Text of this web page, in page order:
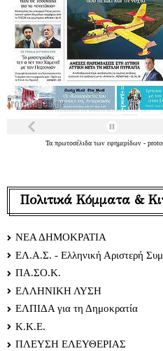
Τα πρωτοσέλιδα των εφημερίδων -
Πολιτικά Κόμματα &
ΝΕΑ ΔΗΜΟΚΡΑΤΙΑ
ΕΛ.Α.Σ. - Ελληνική Αριστερή
ΠΑ.ΣΟ.Κ.
ΕΛΛΗΝΙΚΗ ΛΥΣΗ
ΕΛΠΙΔΑ για τη Δημοκρατία
Κ.Κ.Ε.
ΠΛΕΥΣΗ ΕΛΕΥΘΕΡΙΑΣ